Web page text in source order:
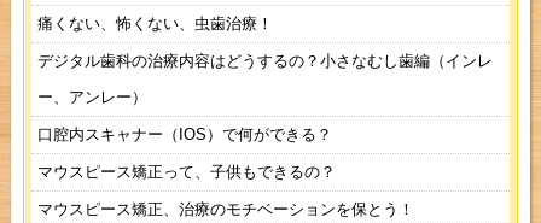
痛くない、怖くない、虫歯治療！
デジタル歯科の治療内容はどうするの？小さなむし歯編（インレ
ー、アンレー）
口腔内スキャナー（IOS）で何ができる？
マウスピース矯正って、子供もできるの？
マウスピース矯正、治療のモチベーションを保とう！